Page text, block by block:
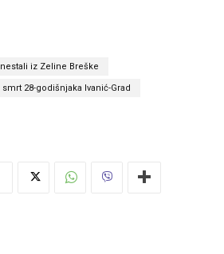
nestali iz Zeline Breške
smrt 28-godišnjaka Ivanić-Grad